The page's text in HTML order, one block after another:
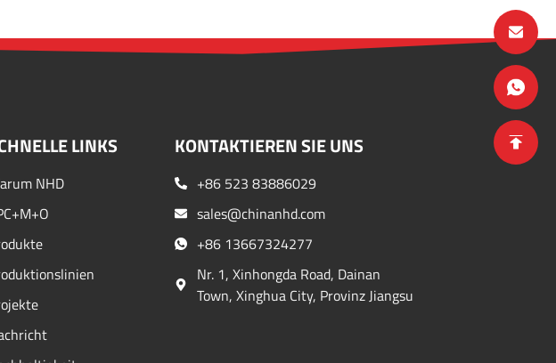
LINKS
NHD
KONTAKTIEREN SIE UNS
+86 523 83886029
sales@chinanhd.com
+86 13667324277
Nr. 1, Xinhongda Road, Dainan
Town, Xinghua City, Provinz Jiangsu